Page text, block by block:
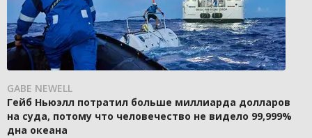
GABE NEWELL
Гейб Ньюэлл потратил больше миллиарда долларов
на суда, потому что человечество не видело 99,999%
дна океана